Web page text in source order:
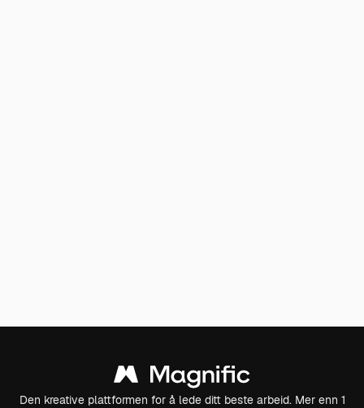
Den kreative plattformen for å lede ditt beste arbeid. Mer enn 1